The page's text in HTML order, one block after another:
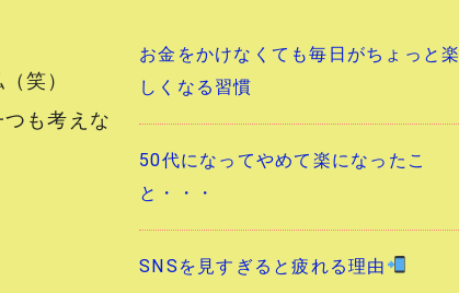
笑）
も考えな
お金をかけなくても毎日がちょっと楽
しくなる習慣
50代になってやめて楽になったこ
と・・・
SNSを見すぎると疲れる理由